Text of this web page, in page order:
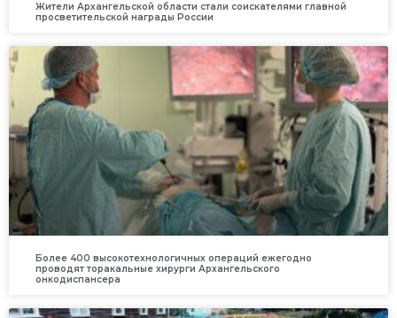
Жители Архангельской области стали соискателями главной
просветительской награды России
Более 400 высокотехнологичных операций ежегодно
проводят торакальные хирурги Архангельского
онкодиспансера